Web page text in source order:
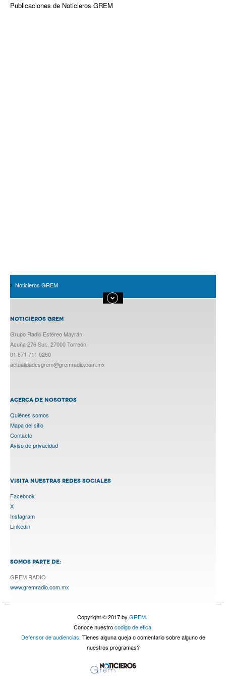
Publicaciones de Noticieros GREM
Noticieros GREM
NOTICIEROS GREM
Grupo Radio Estéreo Mayrán
Acuña 276 Sur., 27000 Torreón
01 871 711 0260
actualidadesgrem@gremradio.com.mx
ACERCA DE NOSOTROS
Quiénes somos
Mapa del sitio
Contacto
Aviso de privacidad
VISITA NUESTRAS REDES SOCIALES
Facebook
X
Instagram
Linkedin
SOMOS PARTE DE:
GREM RADIO
www.gremradio.com.mx
Copyright © 2017 by GREM..
Conoce nuestrocodigo de etica.
Defensor de audiencias. Tienes alguna queja o comentario sobre alguno de
nuestros programas?